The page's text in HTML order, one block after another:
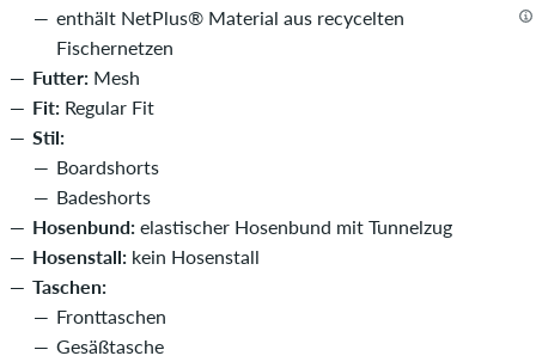
enthält NetPlus® Material aus recycelten
Fischernetzen
Futter: Mesh
Fit: Regular Fit
Stil:
Boardshorts
Badeshorts
Hosenbund: elastischer Hosenbund mit Tunnelzug
Hosenstall: kein Hosenstall
Taschen:
Fronttaschen
Gesäßtasche